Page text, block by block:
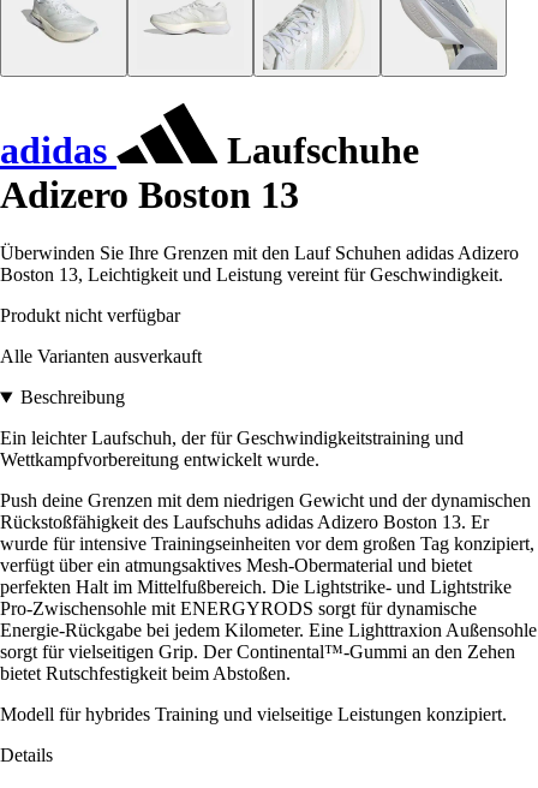
adidas
Laufschuhe
Adizero Boston 13
Überwinden Sie Ihre Grenzen mit den Lauf Schuhen adidas Adizero
Boston 13, Leichtigkeit und Leistung vereint für Geschwindigkeit.
Produkt nicht verfügbar
Alle Varianten ausverkauft
Beschreibung
Ein leichter Laufschuh, der für Geschwindigkeitstraining und
Wettkampfvorbereitung entwickelt wurde.
Push deine Grenzen mit dem niedrigen Gewicht und der dynamischen
Rückstoßfähigkeit des Laufschuhs adidas Adizero Boston 13. Er
wurde für intensive Trainingseinheiten vor dem großen Tag konzipiert,
verfügt über ein atmungsaktives Mesh-Obermaterial und bietet
perfekten Halt im Mittelfußbereich. Die Lightstrike- und Lightstrike
Pro-Zwischensohle mit ENERGYRODS sorgt für dynamische
Energie-Rückgabe bei jedem Kilometer. Eine Lighttraxion Außensohle
sorgt für vielseitigen Grip. Der Continental™-Gummi an den Zehen
bietet Rutschfestigkeit beim Abstoßen.
Modell für hybrides Training und vielseitige Leistungen konzipiert.
Details